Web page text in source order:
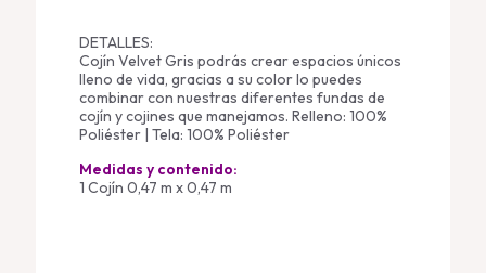
DETALLES:
Cojín Velvet Gris podrás crear espacios únicos
lleno de vida, gracias a su color lo puedes
combinar con nuestras diferentes fundas de
cojín y cojines que manejamos. Relleno: 100%
Poliéster | Tela: 100% Poliéster
Medidas y contenido:
1 Cojín 0,47 m x 0,47 m